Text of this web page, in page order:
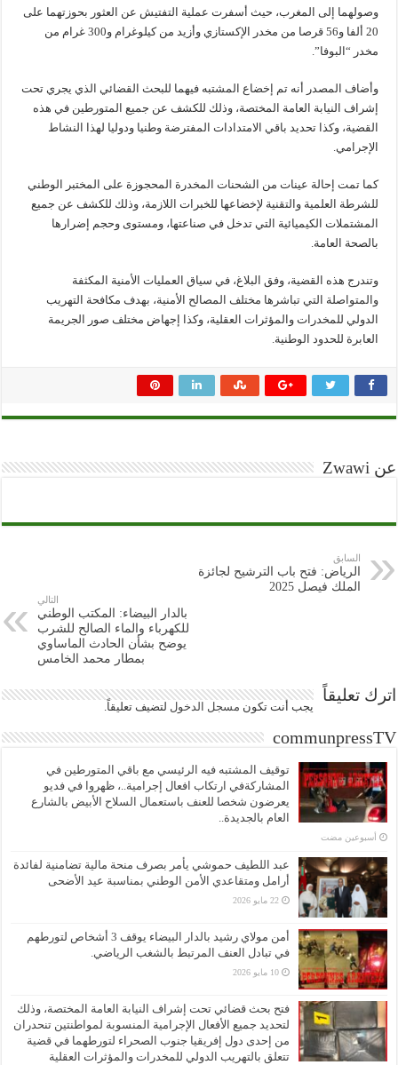
وصولهما إلى المغرب، حيث أسفرت عملية التفتيش عن العثور بحوزتهما على
20 ألفا و56 قرصا من مخدر الإكستازي وأزيد من كيلوغرام و300 غرام من
مخدر “البوفا”.
وأضاف المصدر أنه تم إخضاع المشتبه فيهما للبحث القضائي الذي يجري تحت
إشراف النيابة العامة المختصة، وذلك للكشف عن جميع المتورطين في هذه
القضية، وكذا تحديد باقي الامتدادات المفترضة وطنيا ودوليا لهذا النشاط
الإجرامي.
كما تمت إحالة عينات من الشحنات المخدرة المحجوزة على المختبر الوطني
للشرطة العلمية والتقنية لإخضاعها للخبرات اللازمة، وذلك للكشف عن جميع
المشتملات الكيميائية التي تدخل في صناعتها، ومستوى وحجم إضرارها
بالصحة العامة.
وتندرج هذه القضية، وفق البلاغ، في سياق العمليات الأمنية المكثفة
والمتواصلة التي تباشرها مختلف المصالح الأمنية، بهدف مكافحة التهريب
الدولي للمخدرات والمؤثرات العقلية، وكذا إجهاض مختلف صور الجريمة
العابرة للحدود الوطنية.
عن Zwawi
السابق
الرياض: فتح باب الترشيح لجائزة
الملك فيصل 2025
التالي
بالدار البيضاء: المكتب الوطني
للكهرباء والماء الصالح للشرب
يوضح بشأن الحادث الماساوي
بمطار محمد الخامس
اترك تعليقاً
يجب أنت تكون مسجل الدخول لتضيف تعليقاً.
communpressTV
توقيف المشتبه فيه الرئيسي مع باقي المتورطين في
المشاركةفي ارتكاب افعال إجرامية..، ظهروا في فديو
يعرضون شخصا للعنف باستعمال السلاح الأبيض بالشارع
العام بالجديدة..
‏أسبوعين مضت
عبد اللطيف حموشي يأمر بصرف منحة مالية تضامنية لفائدة
أرامل ومتقاعدي الأمن الوطني بمناسبة عيد الأضحى
22 مايو 2026
أمن مولاي رشيد بالدار البيضاء يوقف 3 أشخاص لتورطهم
في تبادل العنف المرتبط بالشغب الرياضي.
10 مايو 2026
فتح بحث قضائي تحت إشراف النيابة العامة المختصة، وذلك
لتحديد جميع الأفعال الإجرامية المنسوبة لمواطنتين تنحدران
من إحدى دول إفريقيا جنوب الصحراء لتورطهما في قضية
تتعلق بالتهريب الدولي للمخدرات والمؤثرات العقلية